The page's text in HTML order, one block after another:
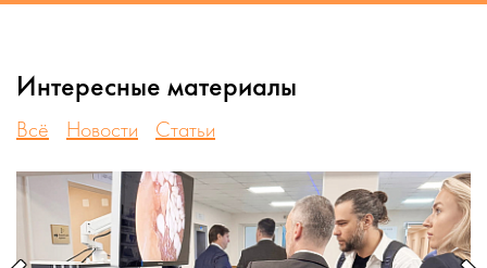
Интересные материалы
Всё Новости Статьи